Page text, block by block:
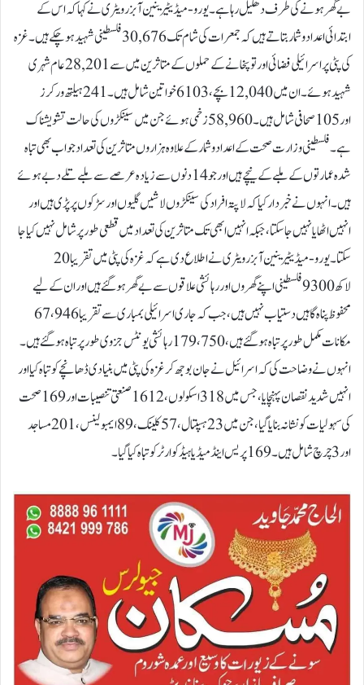
بے گھر ہونے کی طرف دھکیل رہا ہے۔یورو- میڈیٹیرینین آبزرویٹری نے کہا کہ اس کے
ابتدائی اعدادوشمار بتاتے ہیں کہ جمعرات کی شام تک 30,676 فلسطینی شہید ہو چکے ہیں۔ غزہ
کی پٹی پر اسرائیلی فضائی اور توپخانے کے حملوں کے متاثرین میں سے 28,201 عام شہری
شہید ہوئے۔ ان میں 12,040 بچے، 6103 خواتین شامل ہیں۔ 241 ہیلتھ ورکرز
اور 105 صحافی شامل ہیں۔ 58,960 زخمی ہوئے جن میں سینکڑوں کی حالت تشویشناک
ہے۔فلسطینی وزارت صحت کے اعدادوشمار کے علاوہ ہزاروں متاثرین کی تعداد جو اب بھی تباہ
شدہ عمارتوں کے ملبے کے نیچے ہیں اور جو 14 دنوں سے زیادہ عرصے سے ملبے تلے دبے ہوئے
ہیں۔انہوں نے خبردار کیا کہ لاپتہ افراد کی سینکڑوں لاشیں گلیوں اور سڑکوں پر پڑی ہیں اور
انہیں اٹھایا نہیں جا سکتا، جبکہ انہیں ابھی تک متاثرین کی تعداد میں قطعی طور پر شامل نہیں کیا جا
سکتا۔یورو-میڈیٹیرینین آبزرویٹری نے اطلاع دی ہے کہ غزہ کی پٹی میں تقریبا 20
لاکھ 9300 فلسطینی اپنے گھروں اور رہائشی علاقوں سے بے گھر ہو گئے ہیں اور ان کے لیے
محفوظ پناہ گاہیں دستیاب نہیں ہیں، جب کہ جاری اسرائیلی بمباری سے تقریبا 67،946
مکانات مکمل طور پر تباہ ہو گئے ہیں، 179،750 رہائشی یونٹس جزوی طور پر تباہ ہو گئے ہیں۔
انہوں نے وضاحت کی کہ اسرائیل نے جان بوجھ کر غزہ کی پٹی میں بنیادی ڈھانچے کو تباہ کیا اور
انہیں شدید نقصان پہنچایا، جس میں 318 اسکولوں، 1612 صنعتی تنصیبات اور 169 صحت
کی سہولیات کو نشانہ بنایا گیا، جن میں 23 ہسپتال، 57 کلینک، 89 ایمبولینس، 201 مساجد
اور 3 چرچ شامل ہیں۔ 169 پریس اینڈ میڈیا ہیڈ کوارٹر کو تباہ کیا گیا۔